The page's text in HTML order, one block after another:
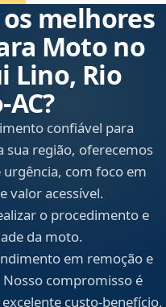
melhores
Moto no
Lino, Rio
confiável para
região, oferecemos
com foco em
valor acessível.
o procedimento e
da moto.
em remoção e
compromisso é
custo-benefício,